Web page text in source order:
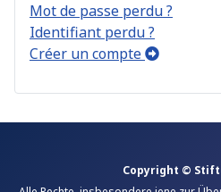
Mot de passe perdu ?
Identifiant perdu ?
Créer un compte
Copyright ©